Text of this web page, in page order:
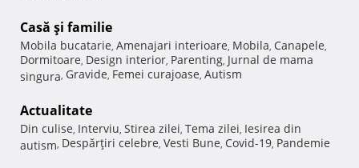
Casă şi familie
Mobila bucatarie, Amenajari interioare, Mobila, Canapele,
Dormitoare, Design interior, Parenting, Jurnal de mama
singura, Gravide, Femei curajoase, Autism
Actualitate
Din culise, Interviu, Stirea zilei, Tema zilei, Iesirea din
autism, Despărţiri celebre, Vesti Bune, Covid-19, Pandemie